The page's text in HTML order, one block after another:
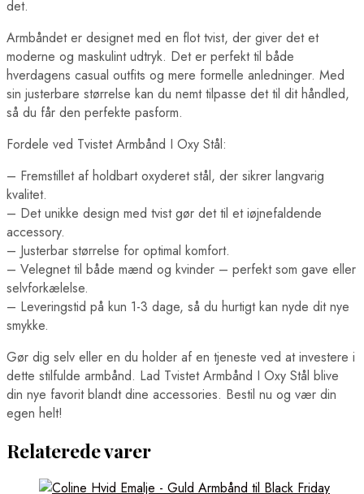
det.
Armbåndet er designet med en flot tvist, der giver det et
moderne og maskulint udtryk. Det er perfekt til både
hverdagens casual outfits og mere formelle anledninger. Med
sin justerbare størrelse kan du nemt tilpasse det til dit håndled,
så du får den perfekte pasform.
Fordele ved Tvistet Armbånd I Oxy Stål:
– Fremstillet af holdbart oxyderet stål, der sikrer langvarig
kvalitet.
– Det unikke design med tvist gør det til et iøjnefaldende
accessory.
– Justerbar størrelse for optimal komfort.
– Velegnet til både mænd og kvinder – perfekt som gave eller
selvforkælelse.
– Leveringstid på kun 1-3 dage, så du hurtigt kan nyde dit nye
smykke.
Gør dig selv eller en du holder af en tjeneste ved at investere i
dette stilfulde armbånd. Lad Tvistet Armbånd I Oxy Stål blive
din nye favorit blandt dine accessories. Bestil nu og vær din
egen helt!
Relaterede varer